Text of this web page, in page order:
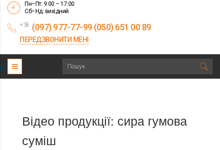
Пн–Пт: 9:00 – 17:00
Сб–Нд: вихідний
+38 (097) 977-77-99 (050) 651 00 89
ПЕРЕДЗВОНИТИ МЕНІ
Відео продукції: сира гумова
суміш